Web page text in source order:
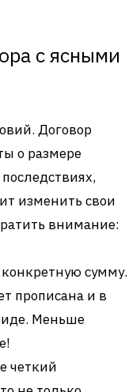
с ясными
Договор
о размере
изменить свои
внимание:
сумму.
прописана и в
Меньше
четкий